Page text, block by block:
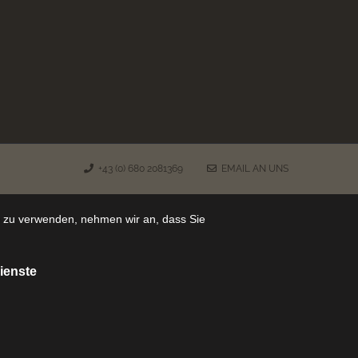
+43 (0) 680 2081369 EMAIL AN UNS
verwenden, nehmen wir an, dass Sie